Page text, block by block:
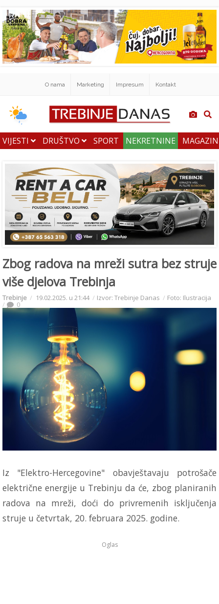
O nama Marketing Impresum Kontakt
VIJESTI DRUŠTVO SPORT NEKRETNINE
Zbog radova na mreži sutra bez struje
više djelova Trebinja
Trebinje 19.02.2025. u 21:44 Izvor: Trebinje Danas Foto: Ilustracija
0
Iz "Elektro-Hercegovine" obavještavaju potrošače
električne energije u Trebinju da će, zbog planiranih
radova na mreži, doći do privremenih isključenja
struje u četvrtak, 20. februara 2025. godine.
Oglas